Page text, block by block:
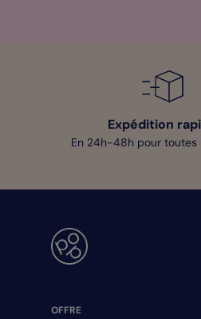
Expédition
En 24h-48h pour toutes
OFFRE